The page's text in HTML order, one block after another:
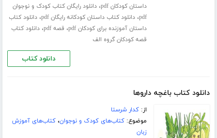
داستان کودکان pdf
،دانلود رایگان کتاب کودک و نوجوان
pdf،دانلود کتاب داستان کودکانه رایگان pdf ،دانلود کتاب
داستان آموزنده برای کودکان pdf
، قصه pdf ،دانلود کتاب
قصه کودکان گروه الف
دانلود کتاب
دانلود کتاب باغچه داروها
از:کدار شرستا
موضوع:کتاب‌های کودک و نوجوان،کتاب‌های آموزش
زبان